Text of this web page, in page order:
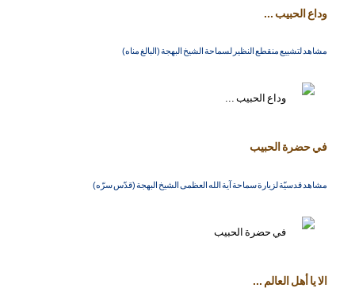
وداع الحبيب ...
مشاهد لتشييع منقطع النظير لسماحة الشيخ البهجة (البالغ مناه)
في حضرة الحبيب
مشاهد قدسيّة لزيارة سماحة آية الله العظمى الشيخ البهجة (قدّس سرّه)
الا يا أهل العالم ...